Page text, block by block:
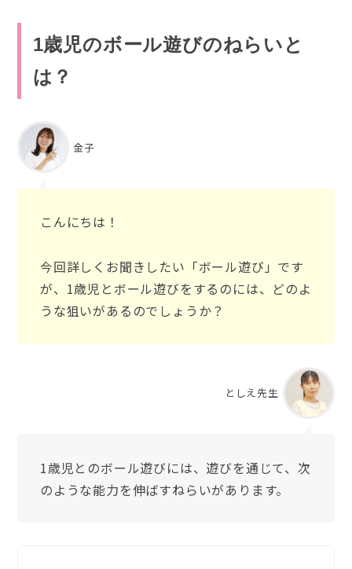
1歳児のボール遊びのねらいと
は？
金子
こんにちは！
今回詳しくお聞きしたい「ボール遊び」です
が、1歳児とボール遊びをするのには、どのよ
うな狙いがあるのでしょうか？
としえ先生
1歳児とのボール遊びには、遊びを通じて、次
のような能力を伸ばすねらいがあります。